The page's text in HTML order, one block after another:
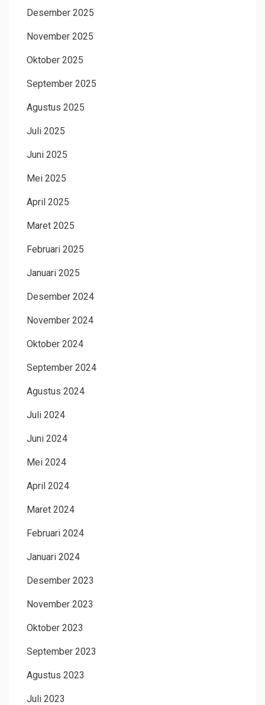
Desember 2025
November 2025
Oktober 2025
September 2025
Agustus 2025
Juli 2025
Juni 2025
Mei 2025
April 2025
Maret 2025
Februari 2025
Januari 2025
Desember 2024
November 2024
Oktober 2024
September 2024
Agustus 2024
Juli 2024
Juni 2024
Mei 2024
April 2024
Maret 2024
Februari 2024
Januari 2024
Desember 2023
November 2023
Oktober 2023
September 2023
Agustus 2023
Juli 2023